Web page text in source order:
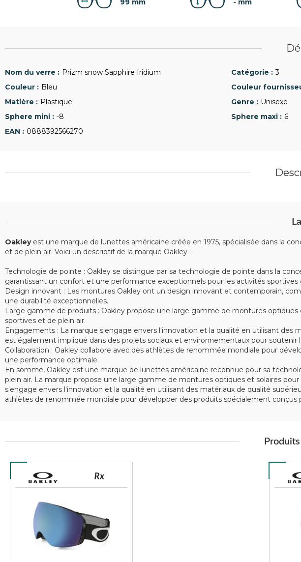
99 mm - mm
Prizm snow Sapphire Iridium
3
Bleu
Plastique
Unisexe
-8
6
0888392566270
Oakleyest une marque de lunettes américaine créée en 1975, spécialisée dans la
et de plein air. Voici un descriptif de la marque Oakley :
Technologie de pointe : Oakley se distingue par sa technologie de pointe dans la
garantissant un confort et une performance exceptionnels pour les activités sportives
Design innovant : Les montures Oakley ont un design innovant et contemporain,
une durabilité exceptionnelles.
Large gamme de produits : Oakley propose une large gamme de montures
sportives et de plein air.
Engagements : La marque s'engage envers l'innovation et la qualité en utilisant
est également impliqué dans des projets sociaux et environnementaux pour
Collaboration : Oakley collabore avec des athlètes de renommée mondiale pour
une performance optimale.
En somme, Oakley est une marque de lunettes américaine reconnue pour sa
plein air. La marque propose une large gamme de montures optiques et solaires
s'engage envers l'innovation et la qualité en utilisant des matériaux de qualité
athlètes de renommée mondiale pour développer des produits spécialement conçus